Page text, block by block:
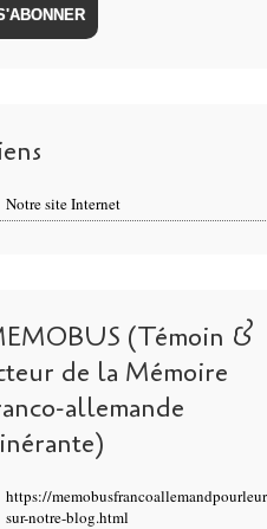
Notre site Internet
(Témoin &
de la Mémoire
allemande
https://
sur-notre-blog.html